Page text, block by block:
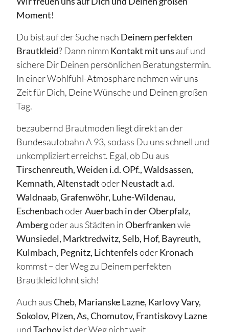
Moment!
Du bist auf der Suche nach Deinem perfekten
Brautkleid? Dann nimm Kontakt mit uns auf und
sichere Dir Deinen persönlichen Beratungstermin.
In einer Wohlfühl-Atmosphäre nehmen wir uns
Zeit für Dich, Deine Wünsche und Deinen großen
Tag.
bezaubernd Brautmoden liegt direkt an der
Bundesautobahn A 93, sodass Du uns schnell und
unkompliziert erreichst. Egal, ob Du aus
Tirschenreuth, Weiden i.d. OPf., Waldsassen,
Kemnath, AltenstadtoderNeustadt a.d.
Waldnaab, Grafenwöhr, Luhe-Wildenau,
EschenbachoderAuerbach in der Oberpfalz,
Ambergoder aus Städten inOberfrankenwie
Wunsiedel, Marktredwitz, Selb, Hof, Bayreuth,
Kulmbach, Pegnitz, LichtenfelsoderKronach
kommst – der Weg zu Deinem perfekten
Brautkleid lohnt sich!
Auch ausCheb, Marianske Lazne, Karlovy Vary,
Sokolov, Plzen, As, Chomutov, Frantiskovy Lazne
undTachovist der Weg nicht weit.